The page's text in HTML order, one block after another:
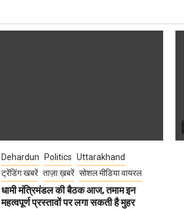
Dehardun Politics Uttarakhand
ट्रेंडिंग खबरें ताज़ा ख़बरें सोशल मीडिया वायरल
धामी मंत्रिमंडल की बैठक आज, तमाम इन
महत्वपूर्ण प्रस्तावों पर लगा सकती है मुहर